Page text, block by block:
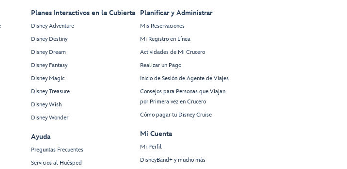
Planes Interactivos en la Cubierta
Disney Adventure
Disney Destiny
Disney Dream
Disney Fantasy
Disney Magic
Disney Treasure
Disney Wish
Disney Wonder
Ayuda
Preguntas Frecuentes
Servicios al Huésped
Planificar y Administrar
Mis Reservaciones
Mi Registro en Línea
Actividades de Mi Crucero
Realizar un Pago
Inicio de Sesión de Agente de Viajes
Consejos para Personas que Viajan
por Primera vez en Crucero
Cómo pagar tu Disney Cruise
Mi Cuenta
Mi Perfil
DisneyBand+ y mucho más